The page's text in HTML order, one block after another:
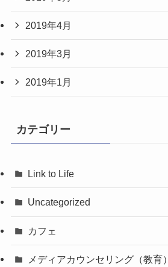
2019年4月
2019年3月
2019年1月
カテゴリー
Link to Life
Uncategorized
カフェ
メディアカウンセリング（教育）